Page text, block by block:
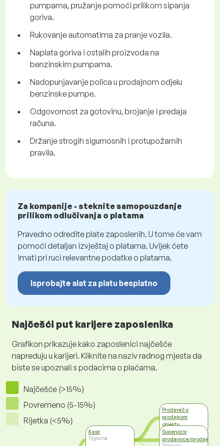
pumpama, pružanje pomoći prilikom sipanja
goriva.
Rukovanje automatima za pranje vozila.
Naplata goriva i ostalih proizvoda na
benzinskim pumpama.
Nadopunjavanje polica u prodajnom odjelu
benzinske pumpe.
Odgovornost za gotovinu, brojanje i predaja
računa.
Držanje strogih sigurnosnih i protupožarnih
pravila.
Za kompanije - steknite samopouzdanje
prilikom odlučivanja o platama
Pravedno odredite plate zaposlenih. U tome će vam
pomoći detaljan izvještaj o platama. Uvijek ćete
imati pri ruci relevantne podatke o platama.
Isprobajte alat za platu besplatno
Najčešći put karijere zaposlenika
Grafikon prikazuje kako zaposlenici najčešće
napreduju u karijeri. Kliknite na naziv radnog mjesta da
biste se upoznali s podacima o plaćama.
Najčešće (>15%)
Povremeno (5-15%)
Rijetka (<5%)
Kasir
Trgovina
Prodavač u
prodajnom
objektu
Trgovina
Supervizor
prodavnice/prodaje